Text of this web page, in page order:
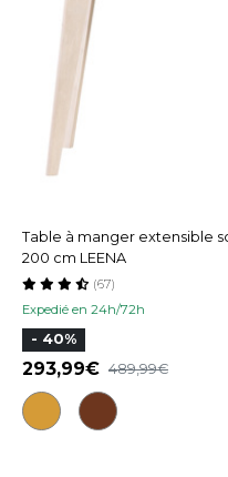
Table à manger extensible
200 cm LEENA
Expedié en 24h/72h
(67)
- 40%
293,99 489,99